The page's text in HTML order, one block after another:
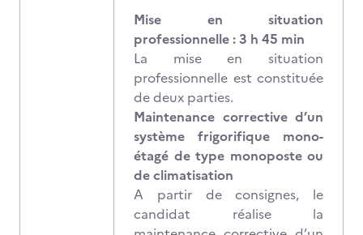
Mise en situation
professionnelle : 3 h 45 min
La mise en situation
professionnelle est constituée
de deux parties.
Maintenance corrective d’un
système frigorifique mono-
étagé de type monoposte ou
de climatisation
A partir de consignes, le
candidat réalise la